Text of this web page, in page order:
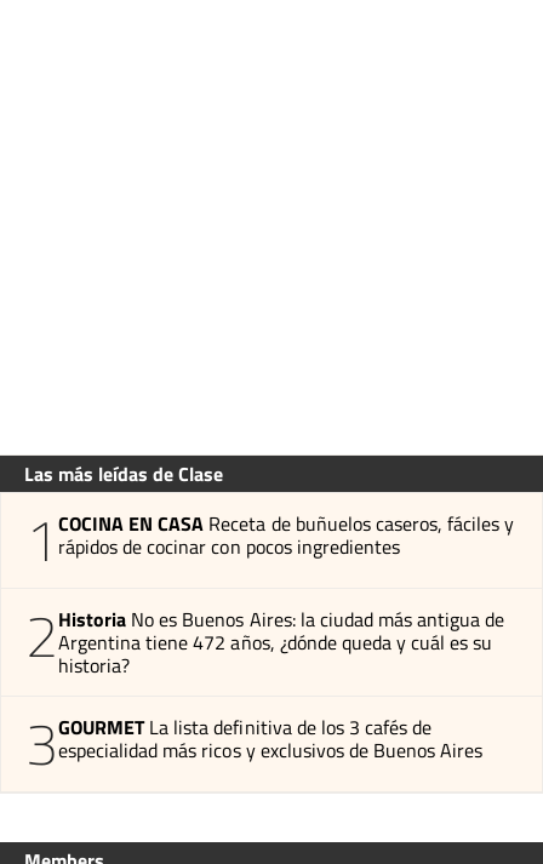
Las más leídas de Clase
1 COCINA EN CASA Receta de buñuelos caseros, fáciles y
rápidos de cocinar con pocos ingredientes
2Historia No es Buenos Aires: la ciudad más antigua de
Argentina tiene 472 años, ¿dónde queda y cuál es su
historia?
3GOURMET La lista definitiva de los 3 cafés de
especialidad más ricos y exclusivos de Buenos Aires